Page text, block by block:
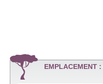
EMPLACEMENT :